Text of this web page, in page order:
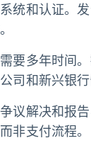
统和认证。
要多年时间
司和新兴银行
议解决和报
非支付流程。